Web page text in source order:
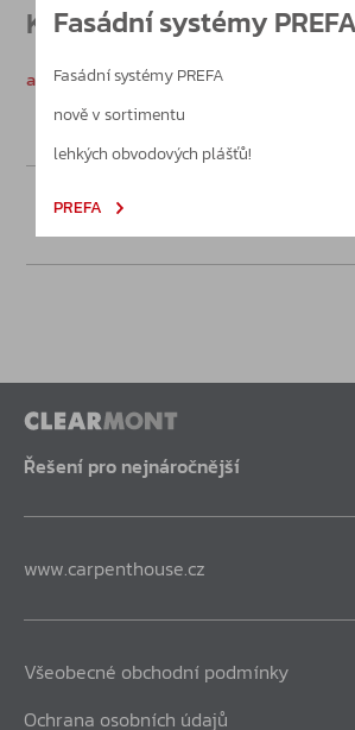
Fasádní systémy PREFA
Fasádní systémy PREFA
nově v sortimentu
lehkých obvodových plášťů!
PREFA
Katalogy
antipanikové zámky SVP / CZ.pdf
Řešení pro nejnáročnější
www.carpenthouse.cz
Všeobecné obchodní podmínky
Ochrana osobních údajů